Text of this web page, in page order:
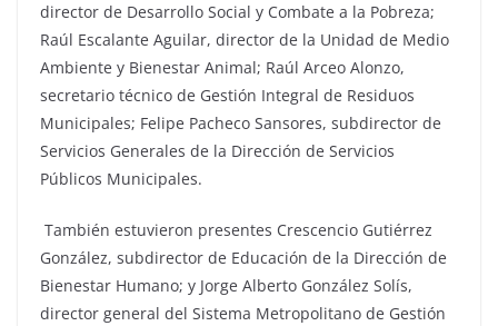
director de Desarrollo Social y Combate a la Pobreza;
Raúl Escalante Aguilar, director de la Unidad de Medio
Ambiente y Bienestar Animal; Raúl Arceo Alonzo,
secretario técnico de Gestión Integral de Residuos
Municipales; Felipe Pacheco Sansores, subdirector de
Servicios Generales de la Dirección de Servicios
Públicos Municipales.
También estuvieron presentes Crescencio Gutiérrez
González, subdirector de Educación de la Dirección de
Bienestar Humano; y Jorge Alberto González Solís,
director general del Sistema Metropolitano de Gestión